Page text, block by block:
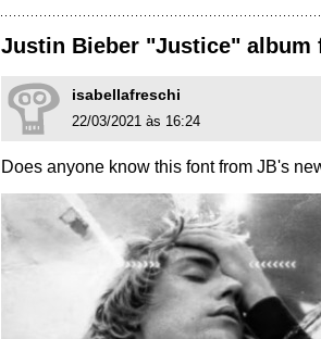
Justin Bieber "Justice" album
isabellafreschi
22/03/2021 às 16:24
Does anyone know this font from JB's